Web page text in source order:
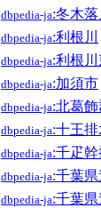
dbpedia-ja:冬木落
dbpedia-ja:利根川
dbpedia-ja:利根
dbpedia-ja:加須市
dbpedia-ja:北葛飾
dbpedia-ja:十王
dbpedia-ja:千疋
dbpedia-ja:千葉
dbpedia-ja:千葉